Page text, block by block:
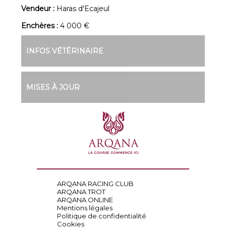
Vendeur : Haras d'Ecajeul
Enchères :4 000 €
INFOS VÉTÉRINAIRE
MISES À JOUR
ARQANA RACING CLUB
ARQANA TROT
ARQANA ONLINE
Mentions légales
Politique de confidentialité
Cookies